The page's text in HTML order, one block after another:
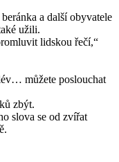
a další obyvatele
užili.
lidskou řečí,“
můžete poslouchat
zbýt.
slova se od zvířat